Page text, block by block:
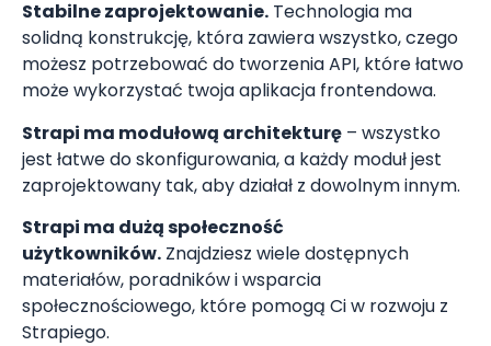
Stabilne zaprojektowanie. Technologia ma
solidną konstrukcję, która zawiera wszystko, czego
możesz potrzebować do tworzenia API, które łatwo
może wykorzystać twoja aplikacja frontendowa.
Strapi ma modułową architekturę – wszystko
jest łatwe do skonfigurowania, a każdy moduł jest
zaprojektowany tak, aby działał z dowolnym innym.
Strapi ma dużą społeczność
użytkowników. Znajdziesz wiele dostępnych
materiałów, poradników i wsparcia
społecznościowego, które pomogą Ci w rozwoju z
Strapiego.